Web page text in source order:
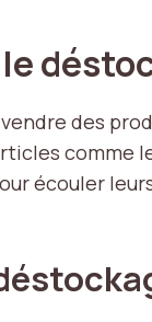
des
comme
écouler